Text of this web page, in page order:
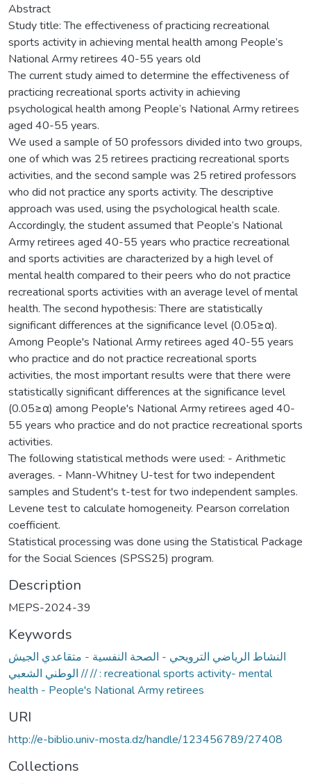
Abstract
Study title: The effectiveness of practicing recreational
sports activity in achieving mental health among People’s
National Army retirees 40-55 years old
The current study aimed to determine the effectiveness of
practicing recreational sports activity in achieving
psychological health among People’s National Army retirees
aged 40-55 years.
We used a sample of 50 professors divided into two groups,
one of which was 25 retirees practicing recreational sports
activities, and the second sample was 25 retired professors
who did not practice any sports activity. The descriptive
approach was used, using the psychological health scale.
Accordingly, the student assumed that People’s National
Army retirees aged 40-55 years who practice recreational
and sports activities are characterized by a high level of
mental health compared to their peers who do not practice
recreational sports activities with an average level of mental
health. The second hypothesis: There are statistically
significant differences at the significance level (0.05≥α).
Among People's National Army retirees aged 40-55 years
who practice and do not practice recreational sports
activities, the most important results were that there were
statistically significant differences at the significance level
(0.05≥α) among People's National Army retirees aged 40-
55 years who practice and do not practice recreational sports
activities.
The following statistical methods were used: - Arithmetic
averages. - Mann-Whitney U-test for two independent
samples and Student's t-test for two independent samples.
Levene test to calculate homogeneity. Pearson correlation
coefficient.
Statistical processing was done using the Statistical Package
for the Social Sciences (SPSS25) program.
Description
MEPS-2024-39
Keywords
النشاط الرياضي الترويحي - الصحة النفسية - متقاعدي الجيش
الوطني الشعبي // // : recreational sports activity- mental
health - People's National Army retirees
URI
http://e-biblio.univ-mosta.dz/handle/123456789/27408
Collections